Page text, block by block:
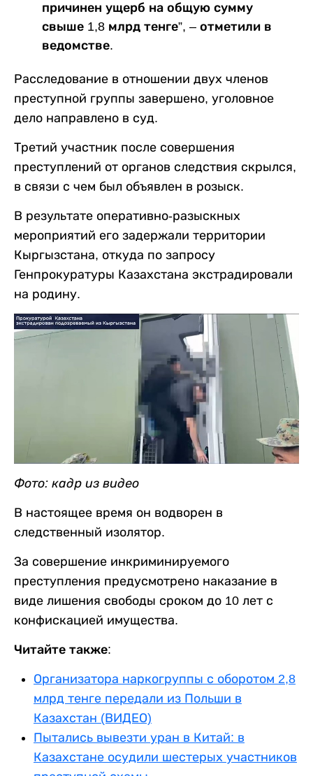
причинен ущерб на общую сумму
свыше 1,8 млрд тенге”, – отметили в
ведомстве.
Расследование в отношении двух членов
преступной группы завершено, уголовное
дело направлено в суд.
Третий участник после совершения
преступлений от органов следствия скрылся,
в связи с чем был объявлен в розыск.
В результате оперативно-разыскных
мероприятий его задержали территории
Кыргызстана, откуда по запросу
Генпрокуратуры Казахстана экстрадировали
на родину.
Фото: кадр из видео
В настоящее время он водворен в
следственный изолятор.
За совершение инкриминируемого
преступления предусмотрено наказание в
виде лишения свободы сроком до 10 лет с
конфискацией имущества.
Читайте также:
Организатора наркогруппы с оборотом 2,8
млрд тенге передали из Польши в
Казахстан (ВИДЕО)
Пытались вывезти уран в Китай: в
Казахстане осудили шестерых участников